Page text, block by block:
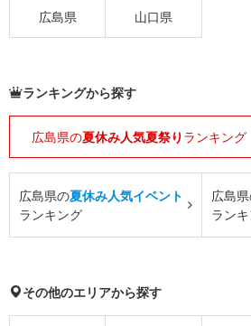
広島県 山口県
ランキングから探す
広島県の夏休み人気夏祭り ランキング
広島県の夏休み人気イベント
ランキング
広島
ラン
その他のエリアから探す